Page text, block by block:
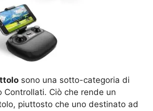
sono una sotto-categoria di
Controllati. Ciò che rende un
piuttosto che uno destinato ad